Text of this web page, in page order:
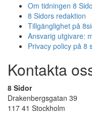
Om tidningen 8
8 Sidors redaktion
Tillgänglighet på
Ansvarig utgivare:
Privacy policy på 8
Kontakta
8 Sidor
Drakenbergsgatan 39
117 41 Stockholm